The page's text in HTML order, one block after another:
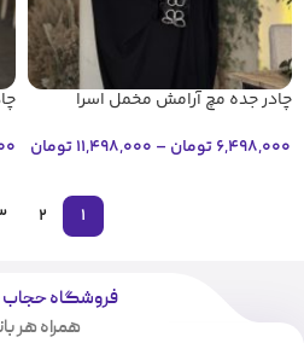
چادر جده مچ آرامش مخمل اسرا
6,498,000 تومان –
11,498,000 تومان
1
2
فروشگاه حجاب
همراه هر